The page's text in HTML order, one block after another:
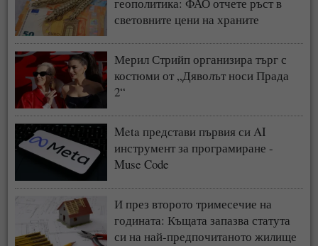
геополитика: ФАО отчете ръст в
световните цени на храните
Мерил Стрийп организира търг с
костюми от „Дяволът носи Прада
2“
Meta представи първия си AI
инструмент за програмиране -
Muse Code
И през второто тримесечие на
годината: Къщата запазва статута
си на най-предпочитаното жилище